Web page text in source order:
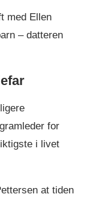
med Ellen
– datteren
for
i livet
at tiden